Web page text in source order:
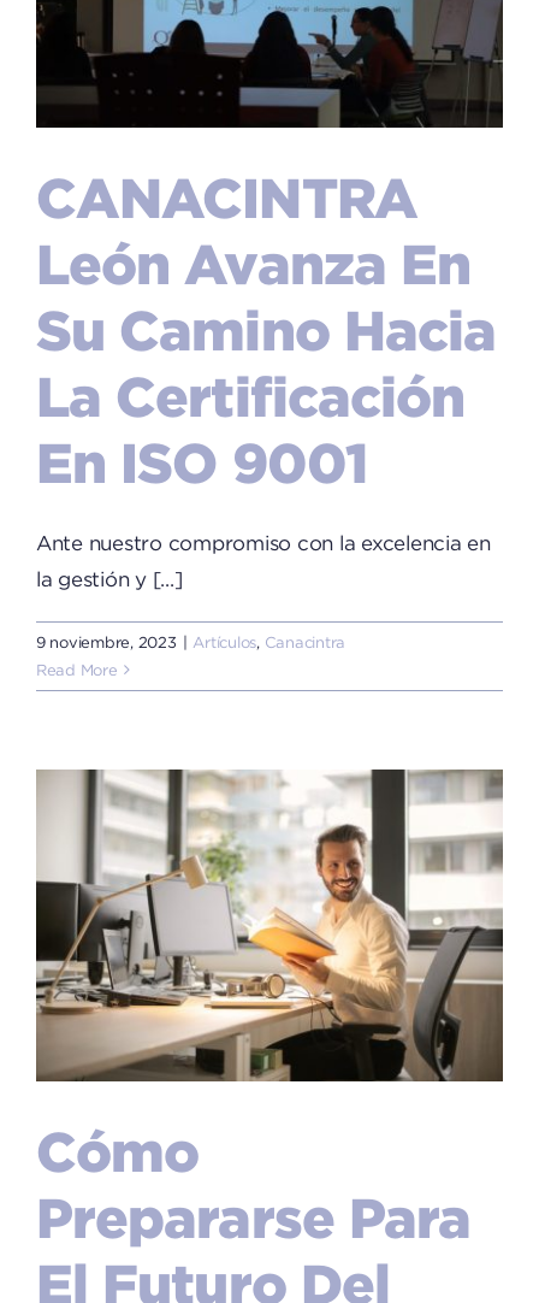
CANACINTRA
León Avanza En
Su Camino Hacia
La Certificación
En ISO 9001
Ante nuestro compromiso con la excelencia en
la gestión y [...]
9 noviembre, 2023 | Artículos Canacintra
Read More
Cómo
Prepararse Para
El Futuro Del